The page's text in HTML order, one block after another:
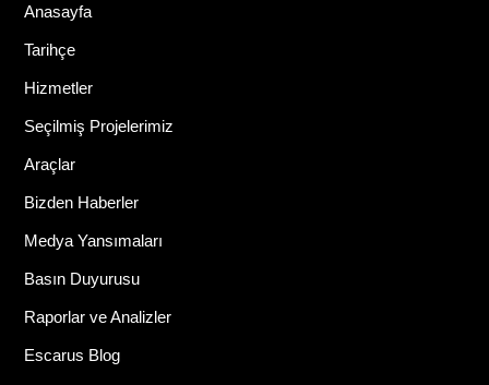
Anasayfa
Tarihçe
Hizmetler
Seçilmiş Projelerimiz
Araçlar
Bizden Haberler
Medya Yansımaları
Basın Duyurusu
Raporlar ve Analizler
Escarus Blog